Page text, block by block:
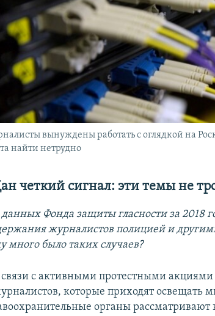
вынуждены работать с оглядкой на
найти нетрудно
четкий сигнал: эти темы не
данных Фонда защиты гласности за 2018
журналистов полицией и
много было таких случаев?
связи с активными протестными акциями
которые приходят освещать
органы рассматривают